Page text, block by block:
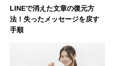
LINEで消えた文章の復元方
法！失ったメッセージを戻す
手順